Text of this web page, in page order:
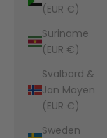
(EUR €)
Suriname
(EUR €)
Svalbard &
Jan Mayen
(EUR €)
Sweden